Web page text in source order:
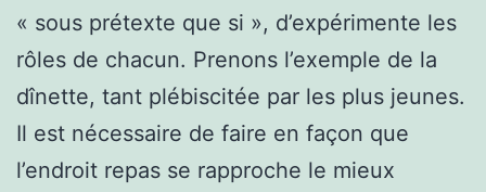
« sous prétexte que si », d’expérimente les
rôles de chacun. Prenons l’exemple de la
dînette, tant plébiscitée par les plus jeunes.
Il est nécessaire de faire en façon que
l’endroit repas se rapproche le mieux